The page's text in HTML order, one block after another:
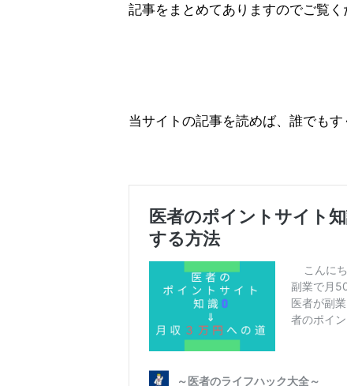
記事をまとめてありますのでご覧く
当サイトの記事を読めば、誰でもす